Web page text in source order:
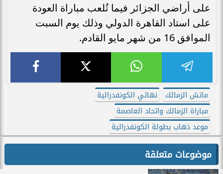
على أراضي الجزائر فيما تُلعب مباراة العودة
على استاد القاهرة الدولي وذلك يوم السبت
الموافق 16 من شهر مايو القادم.
ماتش الزمالك
نهائي الكونفدرالية
مباراة الزمالك واتحاد العاصمة
موعد ذهاب بطولة الكونفدرالية
موضوعات متعلقة